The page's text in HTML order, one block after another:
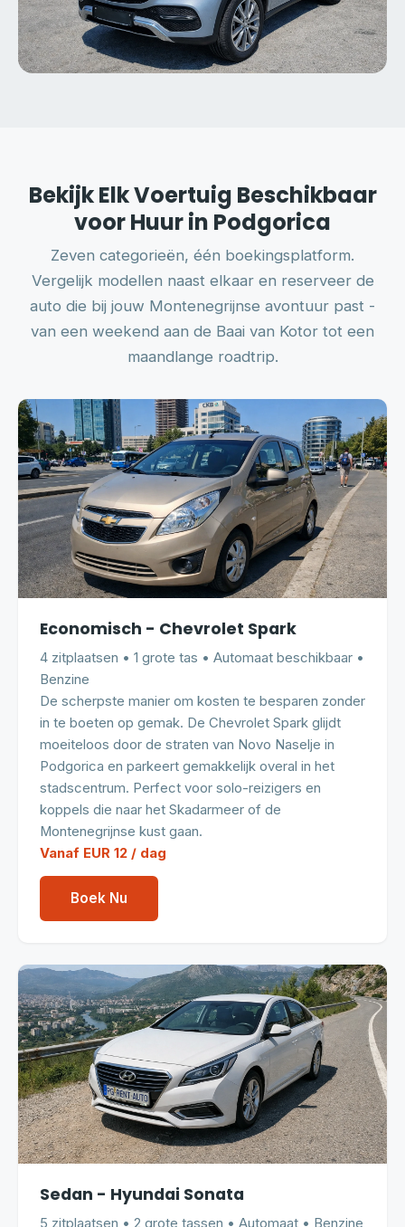
Bekijk Elk Voertuig Beschikbaar
voor Huur in Podgorica
Zeven categorieën, één boekingsplatform.
Vergelijk modellen naast elkaar en reserveer de
auto die bij jouw Montenegrijnse avontuur past -
van een weekend aan de Baai van Kotor tot een
maandlange roadtrip.
Economisch - Chevrolet Spark
4 zitplaatsen • 1 grote tas • Automaat beschikbaar •
Benzine
De scherpste manier om kosten te besparen zonder
in te boeten op gemak. De Chevrolet Spark glijdt
moeiteloos door de straten van Novo Naselje in
Podgorica en parkeert gemakkelijk overal in het
stadscentrum. Perfect voor solo-reizigers en
koppels die naar het Skadarmeer of de
Montenegrijnse kust gaan.
Vanaf EUR 12 / dag
Boek Nu
Sedan - Hyundai Sonata
5 zitplaatsen • 2 grote tassen • Automaat • Benzine